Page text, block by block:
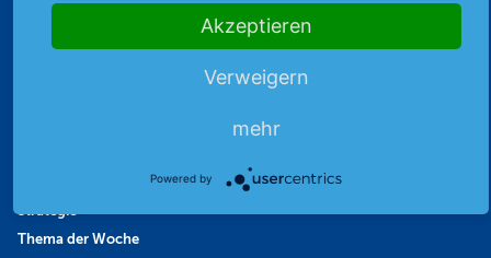
Archiv
Strategie
Thema der Woche
Akzeptieren
Verweigern
mehr
Powered by